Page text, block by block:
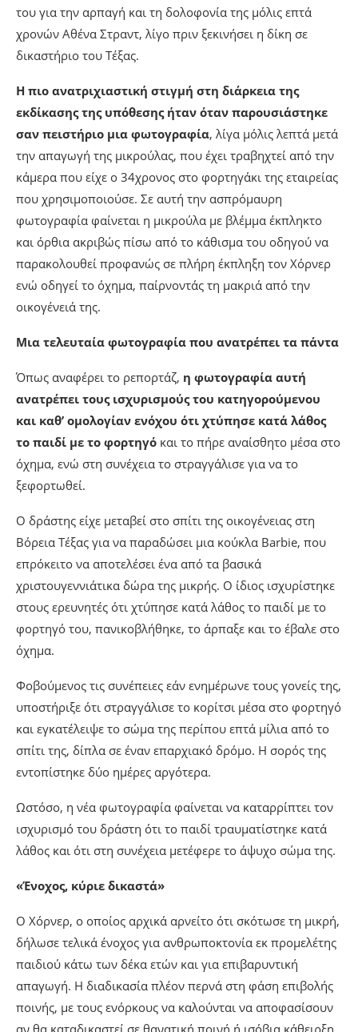
του για την αρπαγή και τη δολοφονία της μόλις επτά
χρονών Αθένα Στραντ, λίγο πριν ξεκινήσει η δίκη σε
δικαστήριο του Τέξας.
Η πιο ανατριχιαστική στιγμή στη διάρκεια της
εκδίκασης της υπόθεσης ήταν όταν παρουσιάστηκε
σαν πειστήριο μια φωτογραφία, λίγα μόλις λεπτά μετά
την απαγωγή της μικρούλας, που έχει τραβηχτεί από την
κάμερα που είχε ο 34χρονος στο φορτηγάκι της εταιρείας
που χρησιμοποιούσε. Σε αυτή την ασπρόμαυρη
φωτογραφία φαίνεται η μικρούλα με βλέμμα έκπληκτο
και όρθια ακριβώς πίσω από το κάθισμα του οδηγού να
παρακολουθεί προφανώς σε πλήρη έκπληξη τον Χόρνερ
ενώ οδηγεί το όχημα, παίρνοντάς τη μακριά από την
οικογένειά της.
Μια τελευταία φωτογραφία που ανατρέπει τα πάντα
Όπως αναφέρει το ρεπορτάζ, η φωτογραφία αυτή
ανατρέπει τους ισχυρισμούς του κατηγορούμενου
και καθ’ ομολογίαν ενόχου ότι χτύπησε κατά λάθος
το παιδί με το φορτηγό και το πήρε αναίσθητο μέσα στο
όχημα, ενώ στη συνέχεια το στραγγάλισε για να το
ξεφορτωθεί.
Ο δράστης είχε μεταβεί στο σπίτι της οικογένειας στη
Βόρεια Τέξας για να παραδώσει μια κούκλα Barbie, που
επρόκειτο να αποτελέσει ένα από τα βασικά
χριστουγεννιάτικα δώρα της μικρής. Ο ίδιος ισχυρίστηκε
στους ερευνητές ότι χτύπησε κατά λάθος το παιδί με το
φορτηγό του, πανικοβλήθηκε, το άρπαξε και το έβαλε στο
όχημα.
Φοβούμενος τις συνέπειες εάν ενημέρωνε τους γονείς της,
υποστήριξε ότι στραγγάλισε το κορίτσι μέσα στο φορτηγό
και εγκατέλειψε το σώμα της περίπου επτά μίλια από το
σπίτι της, δίπλα σε έναν επαρχιακό δρόμο. Η σορός της
εντοπίστηκε δύο ημέρες αργότερα.
Ωστόσο, η νέα φωτογραφία φαίνεται να καταρρίπτει τον
ισχυρισμό του δράστη ότι το παιδί τραυματίστηκε κατά
λάθος και ότι στη συνέχεια μετέφερε το άψυχο σώμα της.
«Ένοχος, κύριε δικαστά»
Ο Χόρνερ, ο οποίος αρχικά αρνείτο ότι σκότωσε τη μικρή,
δήλωσε τελικά ένοχος για ανθρωποκτονία εκ προμελέτης
παιδιού κάτω των δέκα ετών και για επιβαρυντική
απαγωγή. Η διαδικασία πλέον περνά στη φάση επιβολής
ποινής, με τους ενόρκους να καλούνται να αποφασίσουν